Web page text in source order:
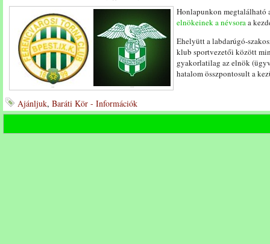
Honlapunkon megtalálható
elnökeinek a névsoraa
Ehelyütt a labdarúgó-
klub sportvezetői között
gyakorlatilag az elnök
hatalom összpontosult a
Ajánljuk, Baráti Kör - Információk